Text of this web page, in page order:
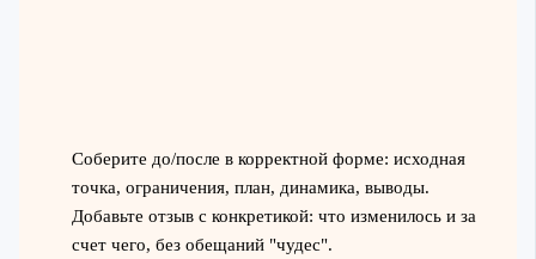
Соберите до/после в корректной форме: исходная
точка, ограничения, план, динамика, выводы.
Добавьте отзыв с конкретикой: что изменилось и за
счет чего, без обещаний "чудес".